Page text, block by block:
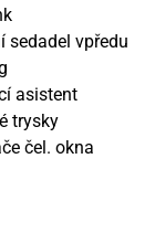
sedadel vpředu
asistent
trysky
čel. okna